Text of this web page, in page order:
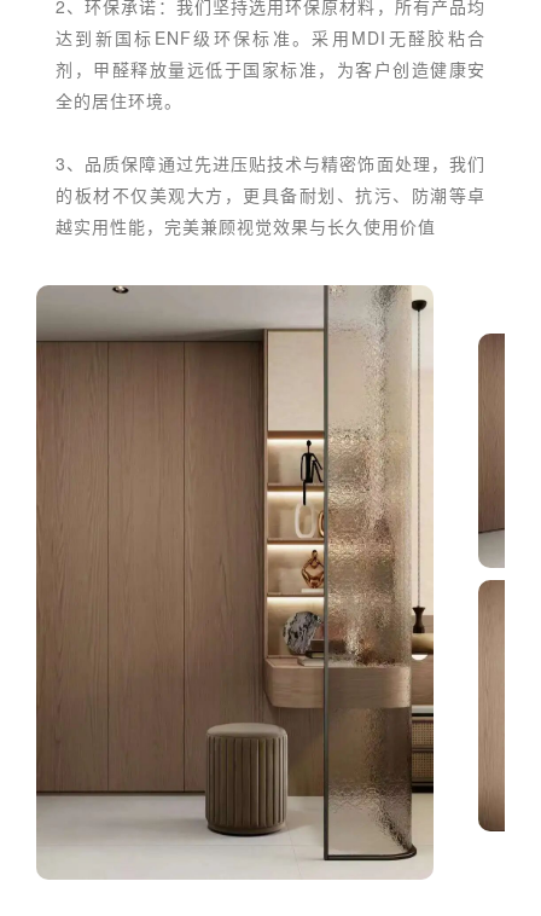
2、环保承诺：我们坚持选用环保原材料，所有产品均
达到新国标ENF级环保标准。采用MDI无醛胶粘合
剂，甲醛释放量远低于国家标准，为客户创造健康安
全的居住环境。
3、品质保障通过先进压贴技术与精密饰面处理，我们
的板材不仅美观大方，更具备耐划、抗污、防潮等卓
越实用性能，完美兼顾视觉效果与长久使用价值